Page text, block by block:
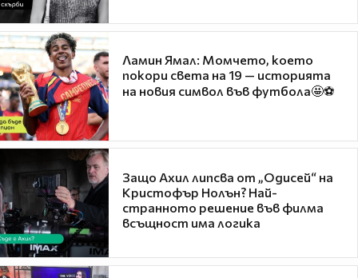
Ламин Ямал: Момчето, което
покори света на 19 — историята
на новия символ във футбола🤩⚽
Защо Ахил липсва от „Одисей“ на
Кристофър Нолън? Най-
странното решение във филма
всъщност има логика